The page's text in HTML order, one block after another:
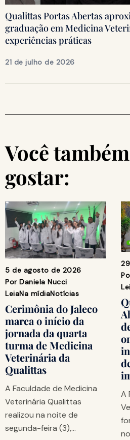
Qualittas Portas Abertas
graduação em Medicina
experiências práticas
21 de julho de 2026
Você
gostar:
5 de agosto de 2026
Por Daniela Nucci
LeiaNa mídiaNotícias
Cerimônia do Jaleco
marca o início da
jornada da quarta
turma de Medicina
Veterinária da
Qualittas
A Faculdade de Medicina
Veterinária Qualittas
realizou na noite de
segunda-feira (3),…
A